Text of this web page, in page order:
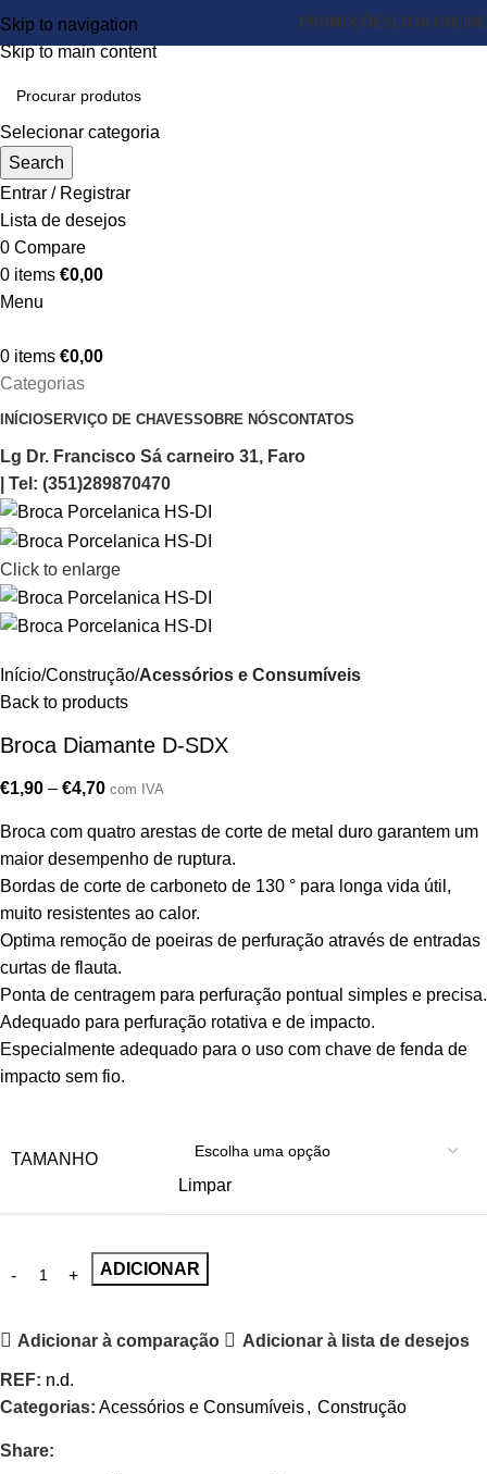
Skip to navigation
Skip to main content
PROMOÇÕES LOJA ONLINE
Selecionar categoria
Search
Entrar / Registrar
Lista de desejos
0 Compare
0 items €0,00
Menu
0 items €0,00
Categorias
INÍCIOSERVIÇO DE CHAVESSOBRE NÓSCONTATOS
Lg Dr. Francisco Sá carneiro 31, Faro
| Tel: (351)289870470
Click to enlarge
Início Construção Acessórios e Consumíveis
Back to products
Broca Diamante D-SDX
€1,90 – €4,70 com IVA
Broca com quatro arestas de corte de metal duro garantem um
maior desempenho de ruptura.
Bordas de corte de carboneto de 130 ° para longa vida útil,
muito resistentes ao calor.
Optima remoção de poeiras de perfuração através de entradas
curtas de flauta.
Ponta de centragem para perfuração pontual simples e precisa.
Adequado para perfuração rotativa e de impacto.
Especialmente adequado para o uso com chave de fenda de
impacto sem fio.
TAMANHO
Limpar
ADICIONAR
Adicionar à comparação Adicionar à lista de desejos
REF: n.d.
Categorias: Acessórios e Consumíveis, Construção
Share: